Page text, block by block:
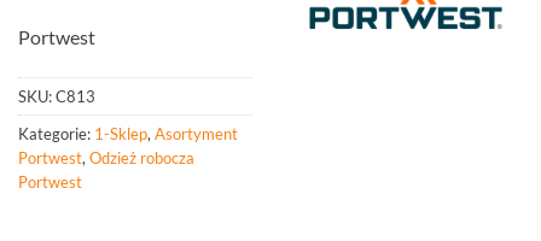
Portwest
SKU:C813
Kategorie: 1-Sklep, Asortyment
Portwest, Odzież robocza
Portwest